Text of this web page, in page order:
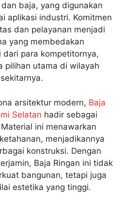
baja, yang digunakan
aplikasi industri. Komitmen
dan pelayanan menjadi
yang membedakan
dari para kompetitornya,
pilihan utama di wilayah
arsitektur modern, Baja
Selatan hadir sebagai
ini menawarkan
menjadikannya
konstruksi. Dengan
Baja Ringan ini tidak
bangunan, tetapi juga
estetika yang tinggi.